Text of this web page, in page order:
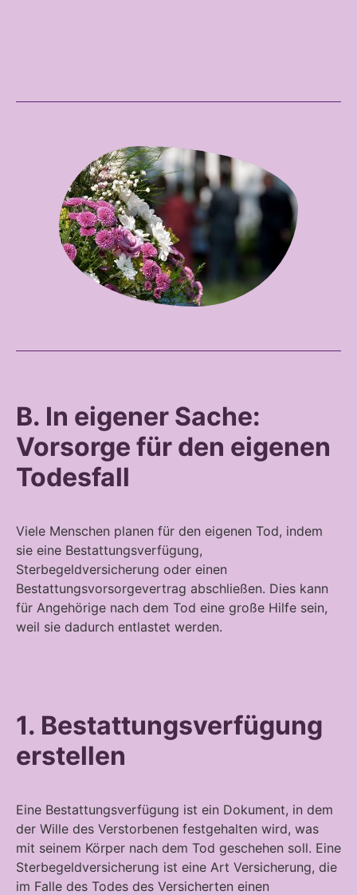
B. In eigener Sache:
Vorsorge für den eigenen
Todesfall
Viele Menschen planen für den eigenen Tod, indem
sie eine Bestattungsverfügung,
Sterbegeldversicherung oder einen
Bestattungsvorsorgevertrag abschließen. Dies kann
für Angehörige nach dem Tod eine große Hilfe sein,
weil sie dadurch entlastet werden.
1. Bestattungsverfügung
erstellen
Eine Bestattungsverfügung ist ein Dokument, in dem
der Wille des Verstorbenen festgehalten wird, was
mit seinem Körper nach dem Tod geschehen soll. Eine
Sterbegeldversicherung ist eine Art Versicherung, die
im Falle des Todes des Versicherten einen